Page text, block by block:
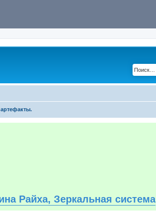
Райха, Зеркальная система